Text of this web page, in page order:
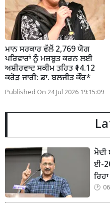
ਮਾਨ ਸਰਕਾਰ ਵੱਲੋਂ 2,769 ਯੋਗ
ਪਰਿਵਾਰਾਂ ਨੂੰ ਮਜ਼ਬੂਤ ਕਰਨ ਲਈ
ਅਸ਼ੀਰਵਾਦ ਸਕੀਮ ਤਹਿਤ ₹14.12
ਕਰੋੜ ਜਾਰੀ: ਡਾ. ਬਲਜੀਤ ਕੌਰ*
Published On 24 Jul 2026 19:15:09
ਮੋਦੀ
ਈ-